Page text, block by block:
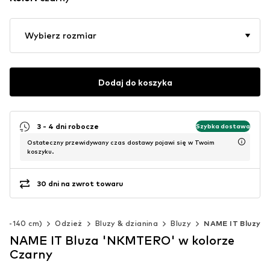
Wybierz rozmiar
Dodaj do koszyka
3 - 4 dni robocze Szybka dostawa
Ostateczny przewidywany czas dostawy pojawi się w Twoim
koszyku.
30 dni na zwrot towaru
140 cm) Odzież Bluzy & dzianina Bluzy NAME IT Bluzy
NAME IT Bluza 'NKMTERO' w kolorze
Czarny